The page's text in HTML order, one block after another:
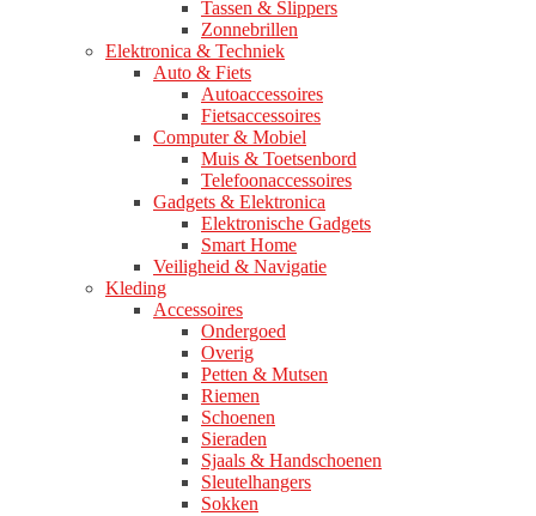
Tassen & Slippers
Zonnebrillen
Elektronica & Techniek
Auto & Fiets
Autoaccessoires
Fietsaccessoires
Computer & Mobiel
Muis & Toetsenbord
Telefoonaccessoires
Gadgets & Elektronica
Elektronische Gadgets
Smart Home
Veiligheid & Navigatie
Kleding
Accessoires
Ondergoed
Overig
Petten & Mutsen
Riemen
Schoenen
Sieraden
Sjaals & Handschoenen
Sleutelhangers
Sokken